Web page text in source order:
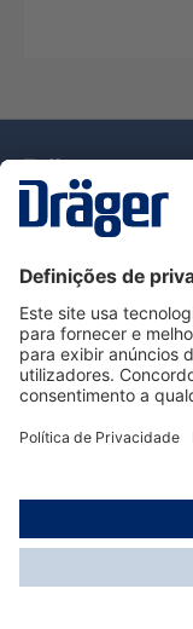
Serviço de
Utilização da
Informações
© Dräger
* Todos os preços
possíveis taxas